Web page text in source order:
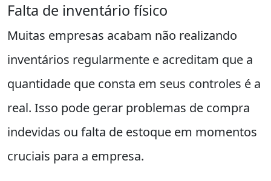
Falta de inventário físico
Muitas empresas acabam não realizando
inventários regularmente e acreditam que a
quantidade que consta em seus controles é a
real. Isso pode gerar problemas de compra
indevidas ou falta de estoque em momentos
cruciais para a empresa.